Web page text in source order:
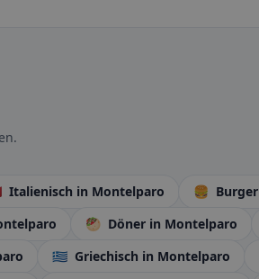
Italienisch in Montelparo 🍔 Burger
🥙 Döner in Montelparo
🇬🇷 Griechisch in Montelparo